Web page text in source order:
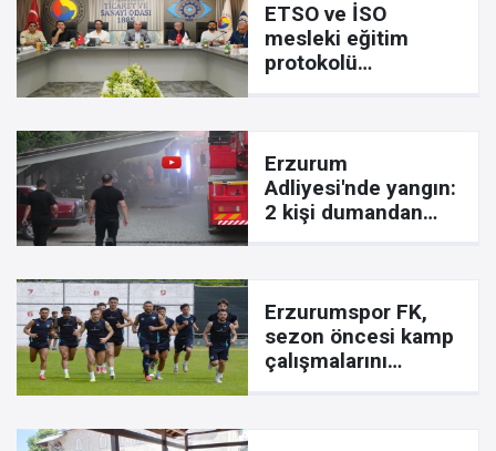
ETSO ve İSO
mesleki eğitim
protokolü
Erzurum
Adliyesi'nde yangın:
2 kişi dumandan
Erzurumspor FK,
sezon öncesi kamp
çalışmalarını